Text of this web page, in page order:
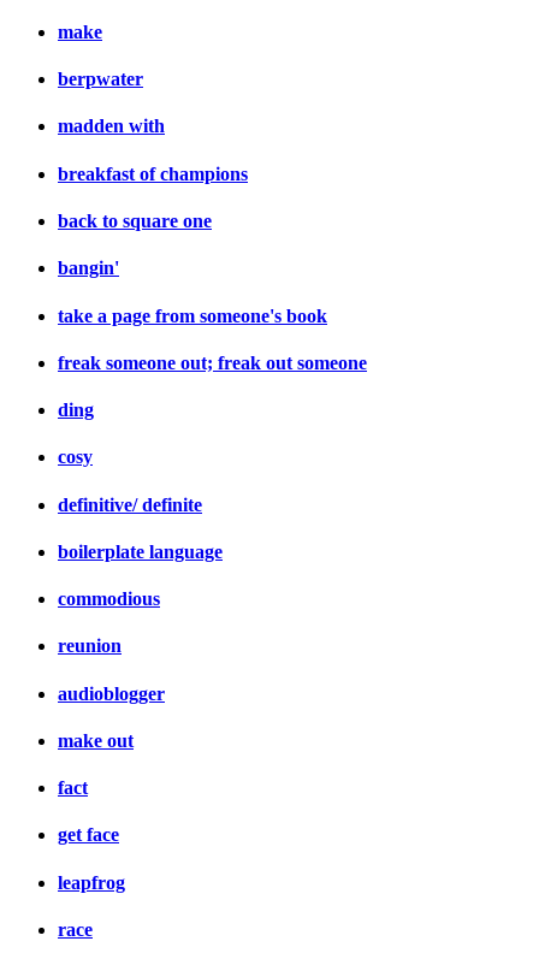
make
berpwater
madden with
breakfast of champions
back to square one
bangin'
take a page from someone's book
freak someone out; freak out someone
ding
cosy
definitive/ definite
boilerplate language
commodious
reunion
audioblogger
make out
fact
get face
leapfrog
race